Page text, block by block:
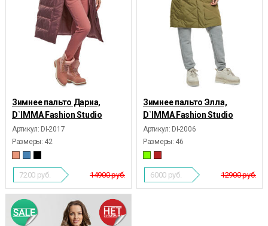
Зимнее пальто Дариа,
D`IMMA Fashion Studio
Артикул: DI-2017
Размеры: 42
14900 руб.
7200 руб.
Зимнее пальто Элла,
D`IMMA Fashion Studio
Артикул: DI-2006
Размеры: 46
12900 руб.
6000 руб.